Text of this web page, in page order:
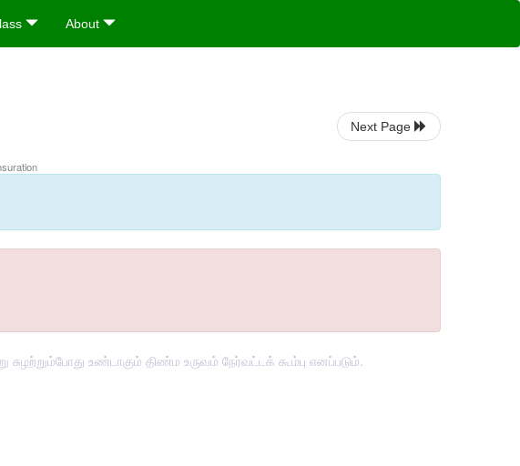
About
Next Page
உண்டாகும் திண்ம உருவம் நேர்வட்டக் கூம்பு எனப்படும்.